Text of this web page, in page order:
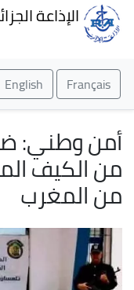
الإذاعة
Français
English
أمن وطني:
من الكيف
من المغرب